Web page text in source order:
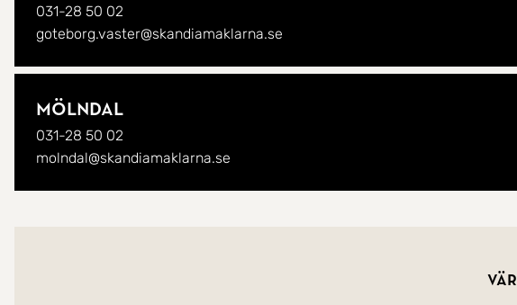
031-28 50 02
goteborg.vaster@skandiamaklarna.se
Mölndal
031-28 50 02
molndal@skandiamaklarna.se